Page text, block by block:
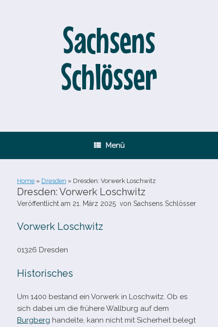
Sachsens
Schlösser
Menü
Home » Dresden » Dresden: Vorwerk Loschwitz
Dresden: Vorwerk Loschwitz
Veröffentlicht am 21. März 2025 von Sachsens Schlösser
Vorwerk Loschwitz
01326 Dresden
Historisches
Um 1400 bestand ein Vorwerk in Loschwitz. Ob es
sich dabei um die frü­here Wallburg auf dem
Burgberg han­delte, kann nicht mit Sicherheit belegt